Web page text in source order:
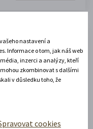
Josefa
nastavení a
Informace o tom, jak náš web
inzerci a analýzy, kteří
zkombinovat s dalšími
v důsledku toho, že
cookies